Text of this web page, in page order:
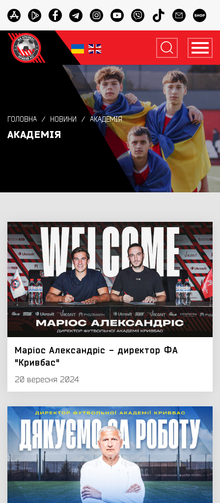
ГОЛОВНА НОВИНИ АКАДЕМІЯ
АКАДЕМІЯ
Маріос Александріс - директор ФА
"Кривбас"
20 вересня 2024